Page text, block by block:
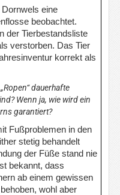
eine
beobachtet.
der Tierbestandsliste
verstorben. Das Tier
korrekt als
dauerhafte
Wenn ja, wie wird ein
garantiert?
Fußproblemen in den
stetig behandelt
der Füße stand nie
bekannt, dass
ab einem gewissen
wohl aber